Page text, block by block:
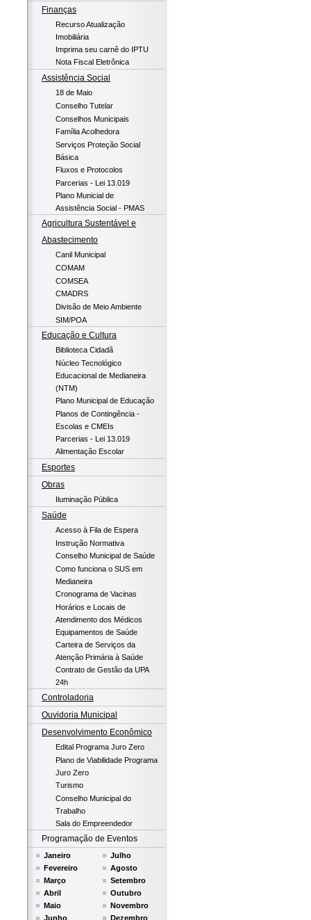
Finanças
Recurso Atualização
Imobiliária
Imprima seu carnê do IPTU
Nota Fiscal Eletrônica
Assistência Social
18 de Maio
Conselho Tutelar
Conselhos Municipais
Família Acolhedora
Serviços Proteção Social
Básica
Fluxos e Protocolos
Parcerias - Lei 13.019
Plano Municial de
Assistência Social - PMAS
Agricultura Sustentável e
Abastecimento
Canil Municipal
COMAM
COMSEA
CMADRS
Divisão de Meio Ambiente
SIM/POA
Educação e Cultura
Biblioteca Cidadã
Núcleo Tecnológico
Educacional de Medianeira
(NTM)
Plano Municipal de Educação
Planos de Contingência -
Escolas e CMEIs
Parcerias - Lei 13.019
Alimentação Escolar
Esportes
Obras
Iluminação Pública
Saúde
Acesso à Fila de Espera
Instrução Normativa
Conselho Municipal de Saúde
Como funciona o SUS em
Medianeira
Cronograma de Vacinas
Horários e Locais de
Atendimento dos Médicos
Equipamentos de Saúde
Carteira de Serviços da
Atenção Primária à Saúde
Contrato de Gestão da UPA
24h
Controladoria
Ouvidoria Municipal
Desenvolvimento Econômico
Edital Programa Juro Zero
Plano de Viabilidade Programa
Juro Zero
Turismo
Conselho Municipal do
Trabalho
Sala do Empreendedor
Programação de Eventos
Janeiro
Fevereiro
Março
Abril
Maio
Junho
Julho
Agosto
Setembro
Outubro
Novembro
Dezembro